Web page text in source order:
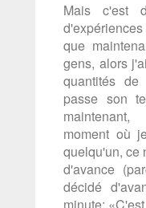
Mais c'est
que
gens, alors
quantités de
passe son
moment où
quelqu'un, ce
d'avance
décidé